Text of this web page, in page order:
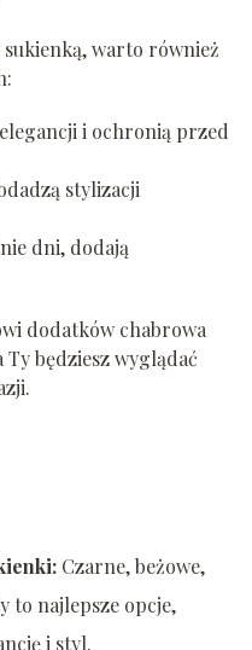
warto również
i ochronią przed
stylizacji
dni, dodają
dodatków chabrowa
będziesz wyglądać
Czarne, beżowe,
to najlepsze opcje,
i styl.